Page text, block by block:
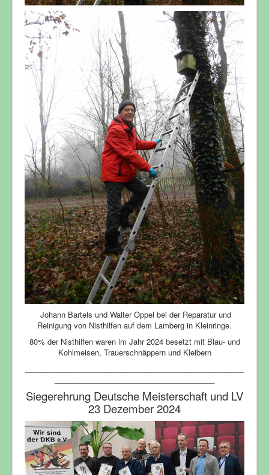
Johann Bartels und Walter Oppel bei der Reparatur und
Reinigung von Nisthilfen auf dem Lamberg in Kleinringe.
80% der Nisthilfen waren im Jahr 2024 besetzt mit Blau- und
Kohlmeisen, Trauerschnäppern und Kleibern
Siegerehrung Deutsche Meisterschaft und LV
23 Dezember 2024